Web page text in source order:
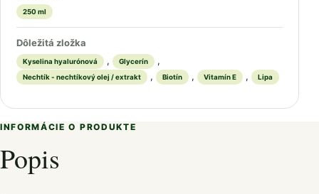
250 ml
Dôležitá zložka
Kyselina hyalurónová , Glycerín ,
Nechtík - nechtíkový olej / extrakt , Biotín , Vitamín E , Lipa
INFORMÁCIE O PRODUKTE
Popis